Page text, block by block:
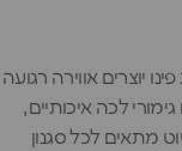
יוצרים אווירה רגועה
לכה איכותיים,
מתאים לכל סגנון